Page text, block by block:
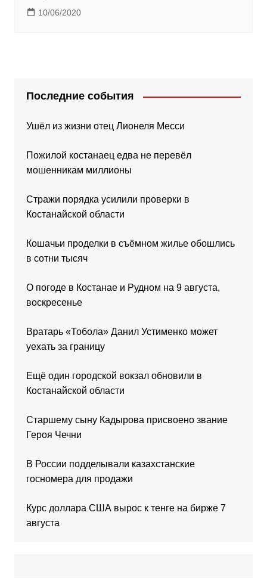
10/06/2020
Последние события
Ушёл из жизни отец Лионеля Месси
Пожилой костанаец едва не перевёл
мошенникам миллионы
Стражи порядка усилили проверки в
Костанайской области
Кошачьи проделки в съёмном жилье обошлись
в сотни тысяч
О погоде в Костанае и Рудном на 9 августа,
воскресенье
Вратарь «Тобола» Данил Устименко может
уехать за границу
Ещё один городской вокзал обновили в
Костанайской области
Старшему сыну Кадырова присвоено звание
Героя Чечни
В России подделывали казахстанские
госномера для продажи
Курс доллара США вырос к тенге на бирже 7
августа